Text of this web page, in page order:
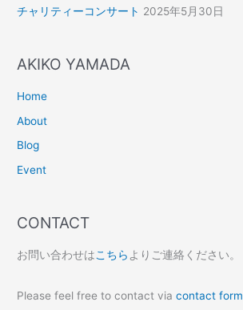
チャリティーコンサート 2025年5月30日
AKIKO YAMADA
Home
About
Blog
Event
CONTACT
お問い合わせはこちら よりご連絡ください。
Please feel free to contact viacontact form